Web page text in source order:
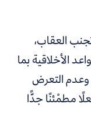
العقاب،
الأخلاقية بما
التعرض
مطمْئنًا جدًّا